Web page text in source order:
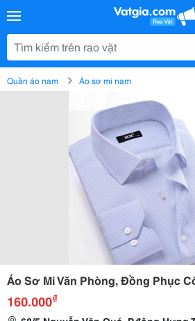
Quần áo nam Áo sơ mi nam
Áo Sơ Mi Văn Phòng, Đồng Phục
160.000₫